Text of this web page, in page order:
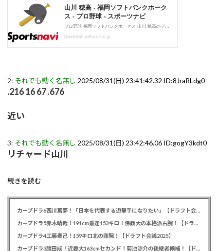
2: それでも動く名無し 2025/08/31(日) 23:41:42.32 ID:8JraRLdg0
.216 16 67 .676
近い
3: それでも動く名無し 2025/08/31(日) 23:42:46.06 ID:gogY3kdt0
リチャード山川
続きを読む
カープドラ4工藤泰己！159キロ北の剛腕！【ドラフト会議2025】